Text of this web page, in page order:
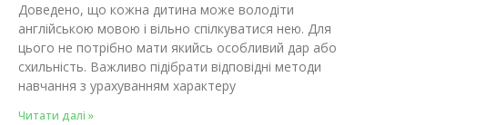
Доведено, що кожна дитина може володіти
англійською мовою і вільно спілкуватися нею. Для
цього не потрібно мати якийсь особливий дар або
схильність. Важливо підібрати відповідні методи
навчання з урахуванням характеру
Читати далі »